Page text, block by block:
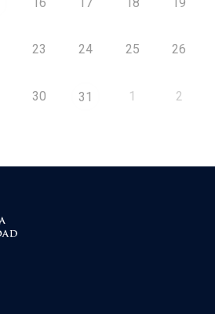
23 24 25 26
30 31 1 2